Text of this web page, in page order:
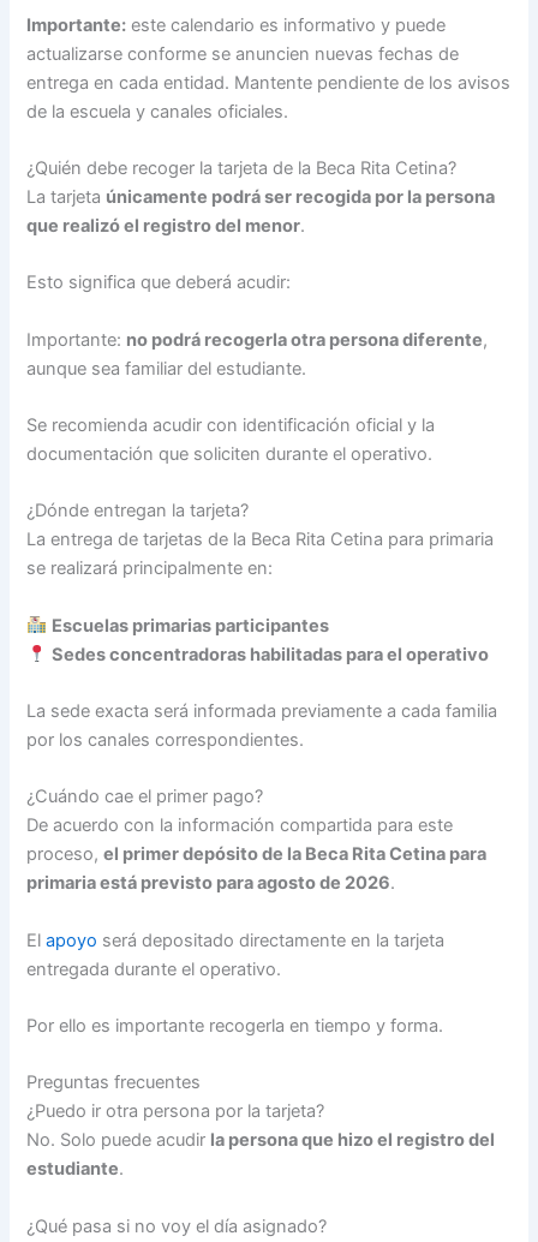
Importante: este calendario es informativo y puede
actualizarse conforme se anuncien nuevas fechas de
entrega en cada entidad. Mantente pendiente de los avisos
de la escuela y canales oficiales.
¿Quién debe recoger la tarjeta de la Beca Rita Cetina?
La tarjeta únicamente podrá ser recogida por la persona
que realizó el registro del menor.
Esto significa que deberá acudir:
Importante: no podrá recogerla otra persona diferente,
aunque sea familiar del estudiante.
Se recomienda acudir con identificación oficial y la
documentación que soliciten durante el operativo.
¿Dónde entregan la tarjeta?
La entrega de tarjetas de la Beca Rita Cetina para primaria
se realizará principalmente en:
Escuelas primarias participantes
Sedes concentradoras habilitadas para el operativo
La sede exacta será informada previamente a cada familia
por los canales correspondientes.
¿Cuándo cae el primer pago?
De acuerdo con la información compartida para este
proceso,el primer depósito de la Beca Rita Cetina para
primaria está previsto para agosto de 2026.
Elapoyo será depositado directamente en la tarjeta
entregada durante el operativo.
Por ello es importante recogerla en tiempo y forma.
Preguntas frecuentes
¿Puedo ir otra persona por la tarjeta?
No. Solo puede acudir la persona que hizo el registro del
estudiante.
¿Qué pasa si no voy el día asignado?